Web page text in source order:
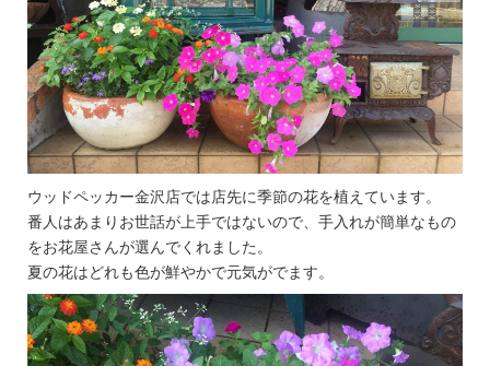
ウッドペッカー金沢店では店先に季節の花を植えています。
番人はあまりお世話が上手ではないので、手入れが簡単なもの
をお花屋さんが選んでくれました。
夏の花はどれも色が鮮やかで元気がでます。